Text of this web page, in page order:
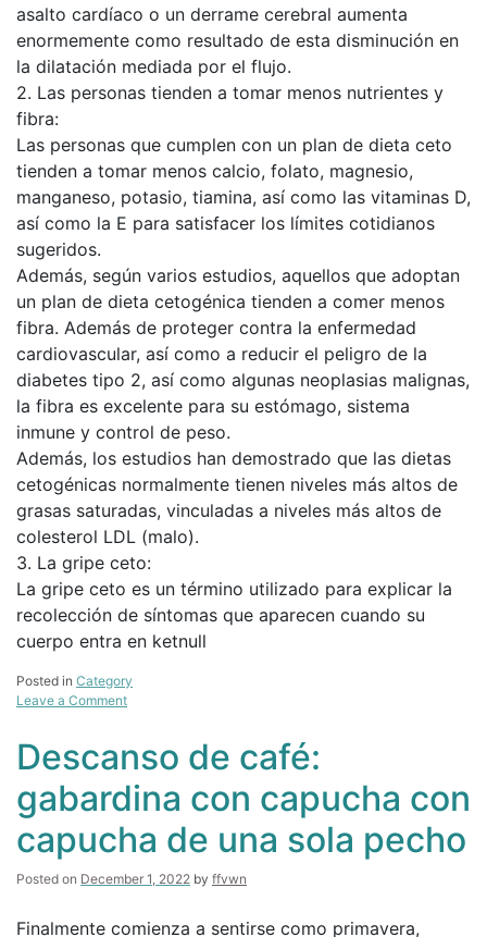
asalto cardíaco o un derrame cerebral aumenta
enormemente como resultado de esta disminución en
la dilatación mediada por el flujo.
2. Las personas tienden a tomar menos nutrientes y
fibra:
Las personas que cumplen con un plan de dieta ceto
tienden a tomar menos calcio, folato, magnesio,
manganeso, potasio, tiamina, así como las vitaminas D,
así como la E para satisfacer los límites cotidianos
sugeridos.
Además, según varios estudios, aquellos que adoptan
un plan de dieta cetogénica tienden a comer menos
fibra. Además de proteger contra la enfermedad
cardiovascular, así como a reducir el peligro de la
diabetes tipo 2, así como algunas neoplasias malignas,
la fibra es excelente para su estómago, sistema
inmune y control de peso.
Además, los estudios han demostrado que las dietas
cetogénicas normalmente tienen niveles más altos de
grasas saturadas, vinculadas a niveles más altos de
colesterol LDL (malo).
3. La gripe ceto:
La gripe ceto es un término utilizado para explicar la
recolección de síntomas que aparecen cuando su
cuerpo entra en ketnull
Posted in Category
Leave a Commenton
plan
dieta
ayudar
con
la
Descanso de café:
gabardina con capucha con
capucha de una sola pecho
Posted on December 1, 2022 by ffvwn
Finalmente comienza a sentirse como primavera,